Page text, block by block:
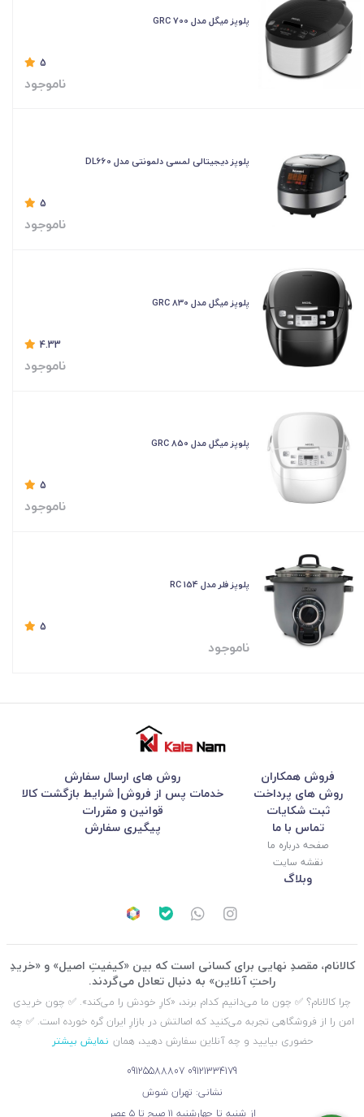
پلوپز میگل مدل GRC 700
5
ناموجود
پلوپز دیجیتالی لمسی دلمونتی مدل DL660
5
ناموجود
پلوپز میگل مدل GRC 830
4.33
ناموجود
پلوپز میگل مدل GRC 850
5
ناموجود
پلوپز فلر مدل RC 154
5
ناموجود
فروش همکاران
روش های ارسال سفارش
روش های پرداخت
خدمات پس از فروش| شرایط بازگشت کالا
ثبت شکایات
قوانین و مقررات
تماس با ما
صفحه درباره ما
نقشه سایت
پیگیری سفارش
وبلاگ
کالانام، مقصدِ نهایی برای کسانی است که بین «کیفیتِ اصیل» و «خریدِ
راحتِ آنلاین» به دنبال تعادل می‌گردند.
چرا کالانام؟ ✅ چون ما می‌دانیم کدام برند، «کارِ خودش را می‌کند». ✅ چون خریدی
امن را از فروشگاهی تجربه می‌کنید که اصالتش در بازارِ ایران گره خورده است. ✅ چه
حضوری بیایید و چه آنلاین سفارش دهید، همان نمایش بیشتر
09121334179
09125588807
نشانی: تهران شوش
از شنبه تا چهارشنبه ۱۱ صبح تا ۵ عصر